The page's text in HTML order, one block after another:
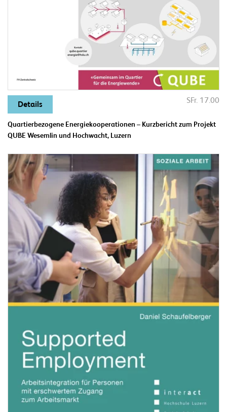
Details SFr. 17.00
Quartierbezogene Energiekooperationen – Kurzbericht zum Projekt
QUBE Wesemlin und Hochwacht, Luzern